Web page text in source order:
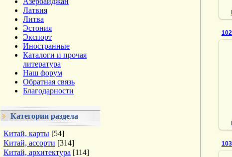
Латвия
Литва
Эстония
Экспорт
Иностранные
Каталоги и прочая
литература
Наш форум
Обратная связь
Благодарности
Категории раздела
Китай, карты [54]
Китай, ассорти [314]
Китай, архитектура [114]